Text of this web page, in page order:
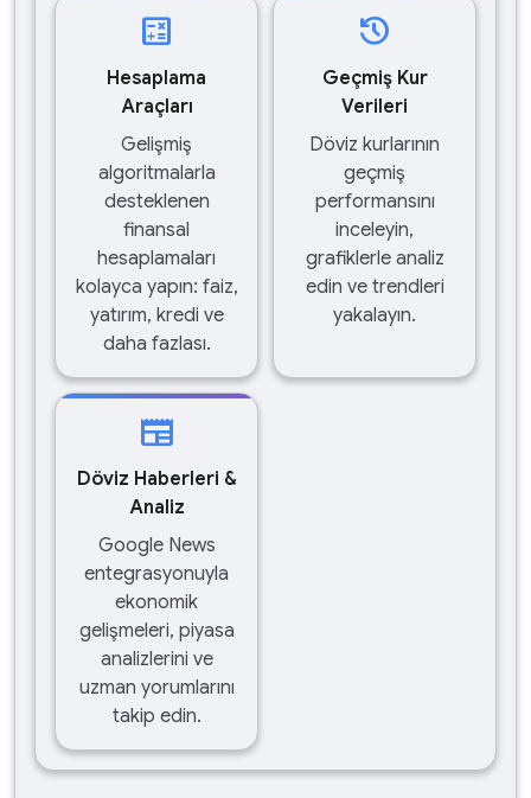
calculate
Hesaplama
Araçları
Gelişmiş
algoritmalarla
desteklenen
finansal
hesaplamaları
kolayca yapın: faiz,
yatırım, kredi ve
daha fazlası.
history
Geçmiş Kur
Verileri
Döviz kurlarının
geçmiş
performansını
inceleyin,
grafiklerle analiz
edin ve trendleri
yakalayın.
newspaper
Döviz Haberleri &
Analiz
Google News
entegrasyonuyla
ekonomik
gelişmeleri, piyasa
analizlerini ve
uzman yorumlarını
takip edin.